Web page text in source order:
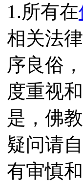
1.所有在
相关法
序良俗
度重视
是，佛
疑问请
有审慎